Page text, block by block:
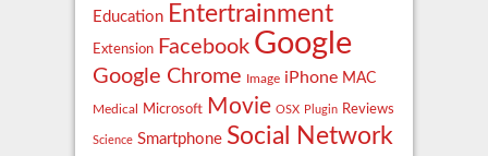
Education Entertrainment
Extension Facebook Google
Google Chrome Image iPhone MAC
Medical Microsoft Movie OSX Plugin Reviews
Science Smartphone Social Network